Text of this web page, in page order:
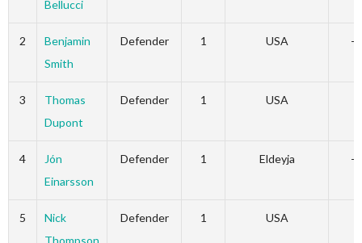
Bellucci
2
Benjamin
Smith
Defender 1 USA -
3
Thomas
Dupont
Defender 1 USA
4
Jón
Einarsson
Defender 1 Eldeyja -
5
Nick
Thompson
Defender 1 USA